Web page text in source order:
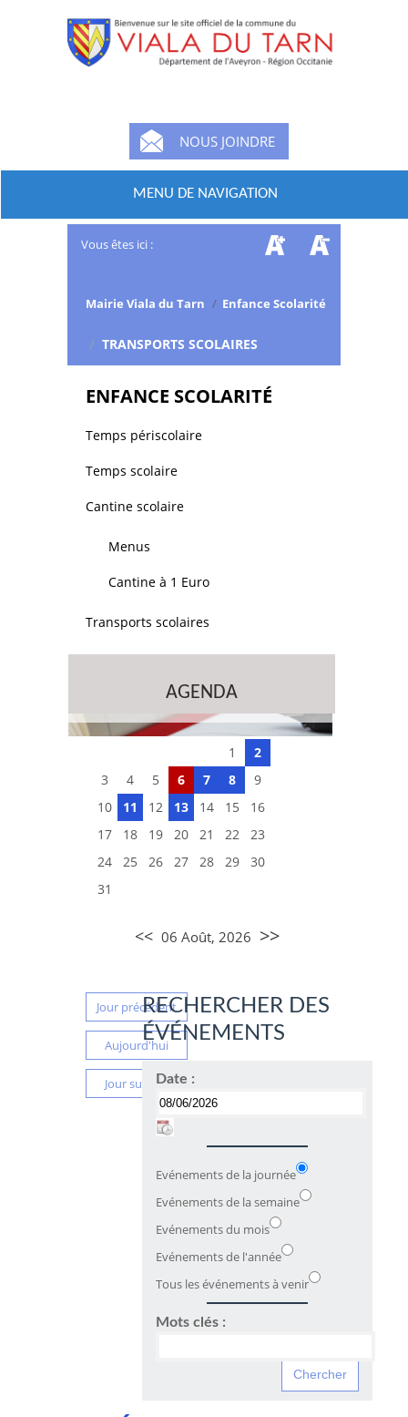
NOUS JOINDRE
MENU DE NAVIGATION
Vous êtes ici :
Mairie Viala du Tarn / Enfance Scolarité
/ TRANSPORTS SCOLAIRES
ENFANCE SCOLARITÉ
Temps périscolaire
Temps scolaire
Cantine scolaire
Menus
Cantine à 1 Euro
Transports scolaires
AGENDA
1
2
3
4 5 6 7 8
9
10
11 12 13 14 15
16
17
18 19 20 21 22
23
24
25 26 27 28 29
30
31
<< 06 Août, 2026 >>
Jour précédent
Aujourd'hui
Jour suivant
RECHERCHER DES
ÉVÉNEMENTS
Date :
Evénements de la journée
Evénements de la semaine
Evénements du mois
Evénements de l'année
Tous les événements à venir
Mots clés :